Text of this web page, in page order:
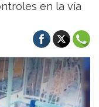
en la vía